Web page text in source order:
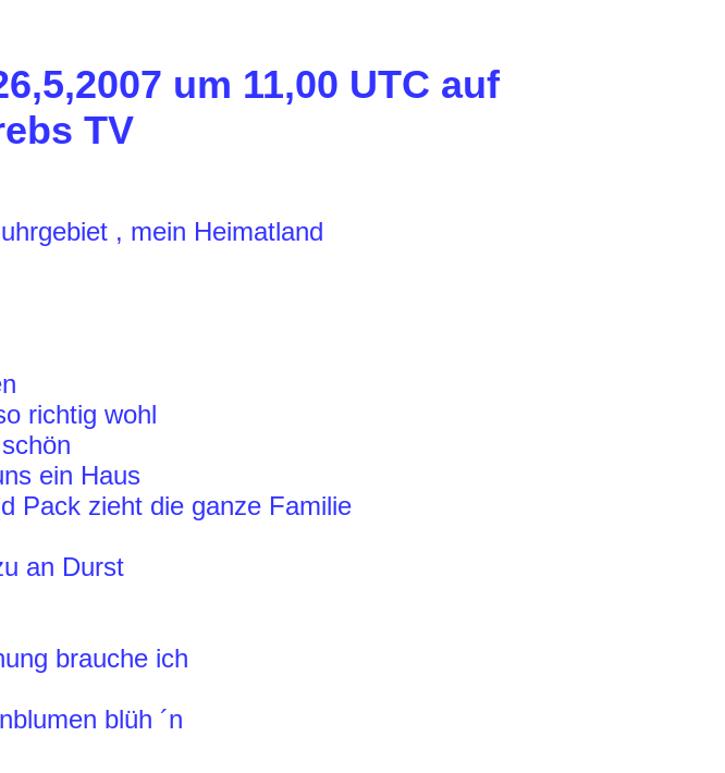
um 11,00 UTC auf
TV
, mein Heimatland
richtig wohl
ein Haus
Pack zieht die ganze Familie
an Durst
brauche ich
blüh ´n